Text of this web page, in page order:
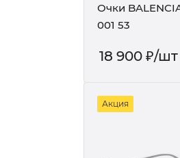
Очки
001 53
18 900 ₽/шт
Акция